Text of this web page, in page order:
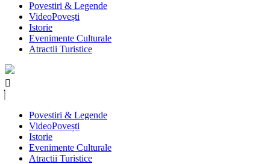
Povestiri & Legende
VideoPovești
Istorie
Evenimente Culturale
Atractii Turistice
Povestiri & Legende
VideoPovești
Istorie
Evenimente Culturale
Atractii Turistice